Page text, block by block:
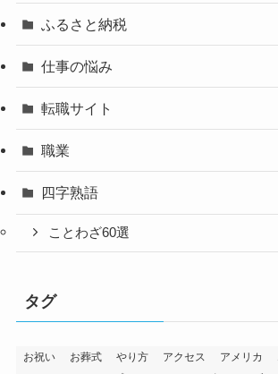
ふるさと納税
仕事の悩み
転職サイト
職業
四字熟語
ことわざ60選
タグ
お祝い お葬式 やり方 アクセス アメリカ